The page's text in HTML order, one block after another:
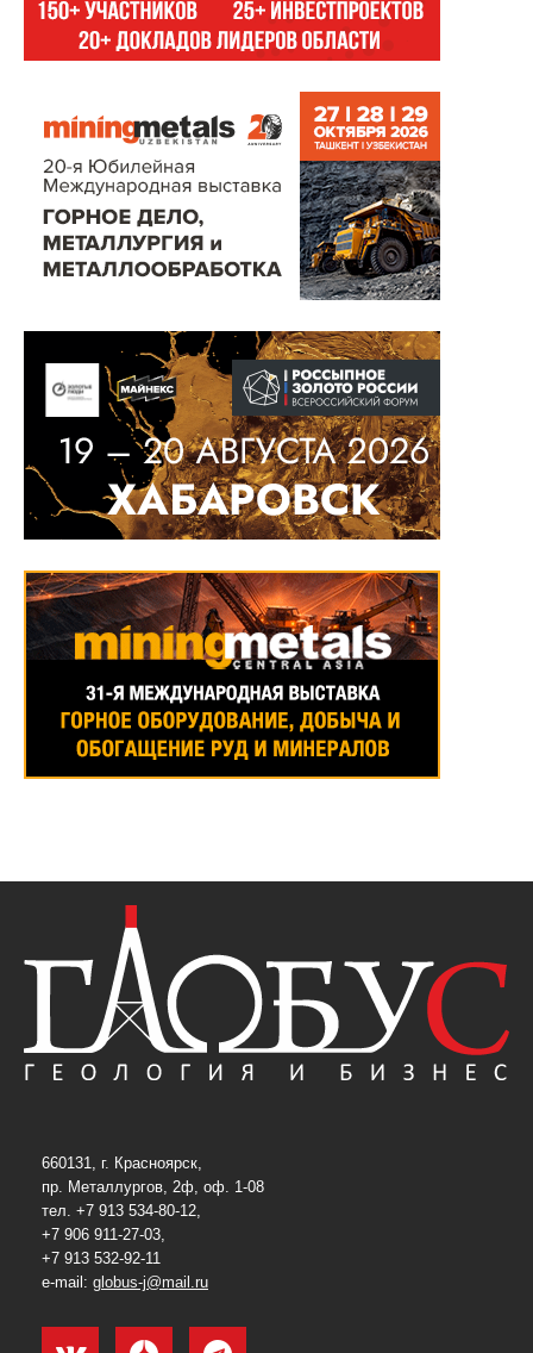
660131, г. Красноярск,
пр. Металлургов, 2ф, оф. 1-08
тел. +7 913 534-80-12,
+7 906 911-27-03,
+7 913 532-92-11
e-mail: globus-j@mail.ru